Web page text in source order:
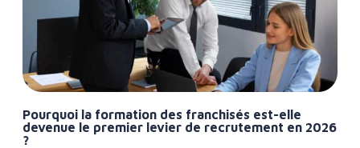
Pourquoi la formation des franchisés est-elle
devenue le premier levier de recrutement en 2026
?